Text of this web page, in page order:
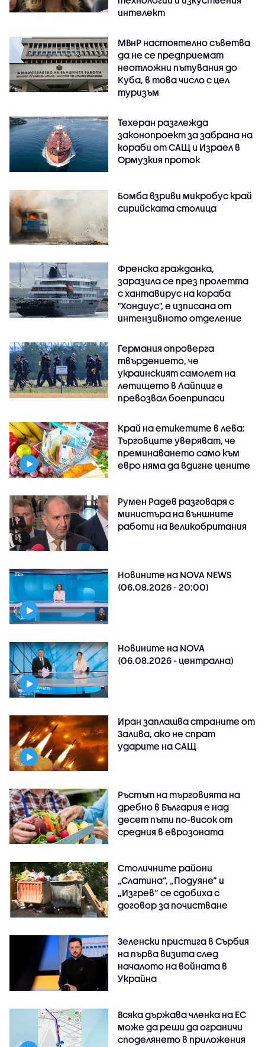
интелект
МВнР настоятелно съветва
да не се предприемат
неотложни пътувания до
Куба, в това число с цел
туризъм
Техеран разглежда
законопроект за забрана на
кораби от САЩ и Израел в
Ормузкия проток
Бомба взриви микробус край
сирийската столица
Френска гражданка,
заразила се през пролетта
с хантавирус на кораба
"Хондиус", е изписана от
интензивното отделение
Германия опроверга
твърдението, че
украинският самолет на
летището в Лайпциг е
превозвал боеприпаси
Край на етикетите в лева:
Търговците уверяват, че
преминаването само към
евро няма да вдигне цените
Румен Радев разговаря с
министъра на външните
работи на Великобритания
Новините на NOVA NEWS
(06.08.2026 - 20:00)
Новините на NOVA
(06.08.2026 - централна)
Иран заплашва страните от
Залива, ако не спрат
ударите на САЩ
Ръстът на търговията на
дребно в България е над
десет пъти по-висок от
средния в еврозоната
Столичните райони
„Слатина“, „Подуяне“ и
„Изгрев“ се сдобиха с
договор за почистване
Зеленски пристига в Сърбия
на първа визита след
началото на войната в
Украйна
Всяка държава членка на ЕС
може да реши да ограничи
споделянето в приложения